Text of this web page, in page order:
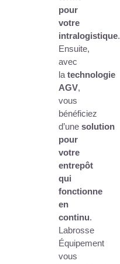
pour
votre
intralogistique.
Ensuite,
avec
la technologie
AGV,
vous
bénéficiez
d’une solution
pour
votre
entrepôt
qui
fonctionne
en
continu.
Labrosse
Équipement
vous